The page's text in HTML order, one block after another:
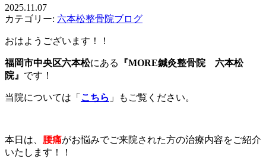
2025.11.07
カテゴリー: 六本松整骨院ブログ
おはようございます！！
福岡市中央区六本松にある
『MORE鍼灸整骨院 六本松
院』 です！
当院については「 こちら 」もご覧ください。
本日は、 腰痛がお悩みでご来院された方の治療内容をご紹介
いたします！！